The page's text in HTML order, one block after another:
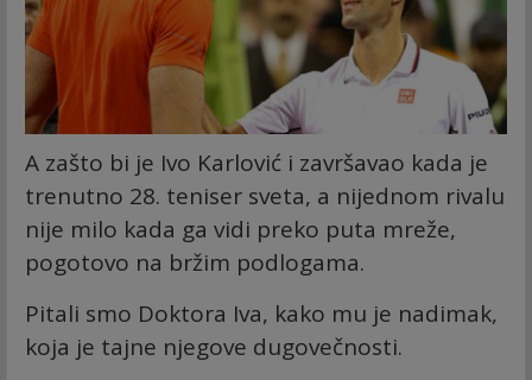
A zašto bi je Ivo Karlović i završavao kada je
trenutno 28. teniser sveta, a nijednom rivalu
nije milo kada ga vidi preko puta mreže,
pogotovo na bržim podlogama.
Pitali smo Doktora Iva, kako mu je nadimak,
koja je tajne njegove dugovečnosti.